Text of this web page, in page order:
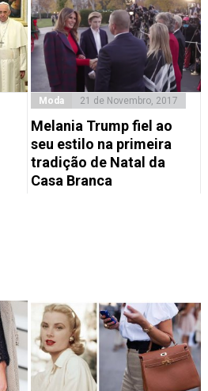
Moda 21 de Novembro, 2017
Melania Trump fiel ao
seu estilo na primeira
tradição de Natal da
Casa Branca